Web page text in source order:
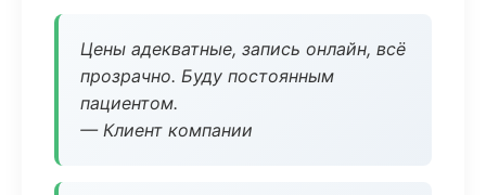
Цены адекватные, запись онлайн, всё
прозрачно. Буду постоянным
пациентом.
— Клиент компании